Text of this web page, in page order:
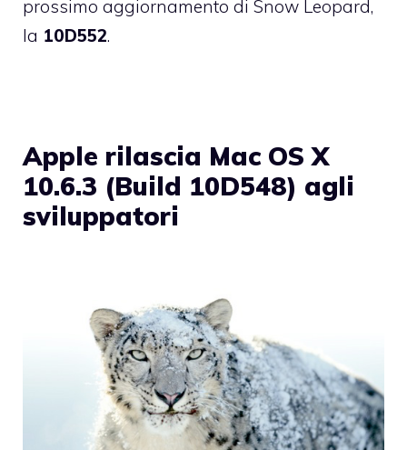
prossimo aggiornamento di Snow Leopard,
la 10D552.
Apple rilascia Mac OS X
10.6.3 (Build 10D548) agli
sviluppatori